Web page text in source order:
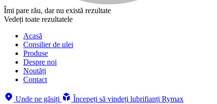
Îmi pare rău, dar nu există rezultate
Vedeți toate rezultatele
Acasă
Consilier de ulei
Produse
Despre noi
Noutăți
Contact
Unde ne găsiți Începeți să vindeți lubrifianți Rymax